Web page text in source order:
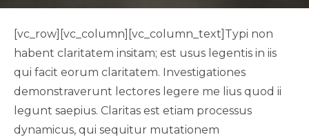
[vc_row][vc_column][vc_column_text]Typi non
habent claritatem insitam; est usus legentis in iis
qui facit eorum claritatem. Investigationes
demonstraverunt lectores legere me lius quod ii
legunt saepius. Claritas est etiam processus
dynamicus, qui sequitur mutationem